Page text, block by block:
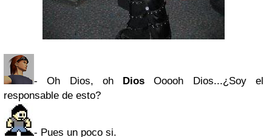
- Oh Dios, oh Dios Ooooh Dios...¿Soy el
responsable de esto?
- Pues un poco si.